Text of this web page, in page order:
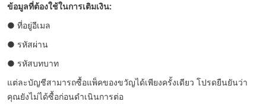
ข้อมูลที่ต้องใช้ในการเติมเงิน:
● ที่อยู่อีเมล
● รหัสผ่าน
● รหัสบทบาท
แต่ละบัญชีสามารถซื้อแพ็คของขวัญได้เพียงครั้งเดียว โปรดยืนยันว่า
คุณยังไม่ได้ซื้อก่อนดำเนินการต่อ